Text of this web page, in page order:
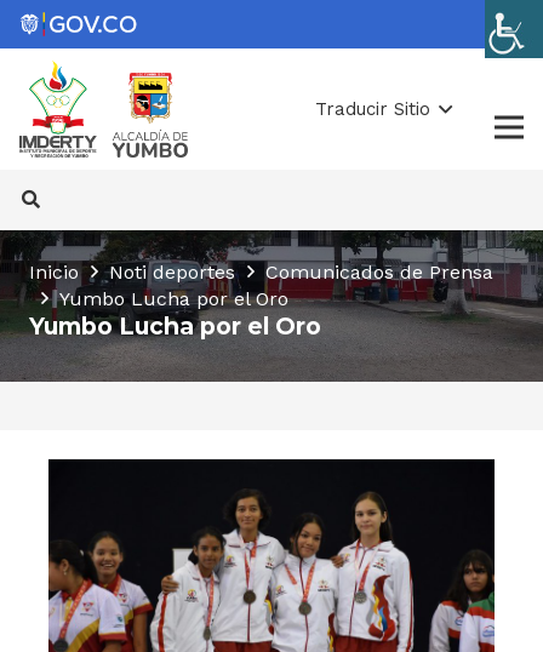
Traducir Sitio
Inicio Noti deportes
Comunicados de Prensa
Yumbo Lucha por el Oro
Yumbo Lucha por el Oro